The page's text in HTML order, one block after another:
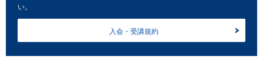
い。
入会・受講規約